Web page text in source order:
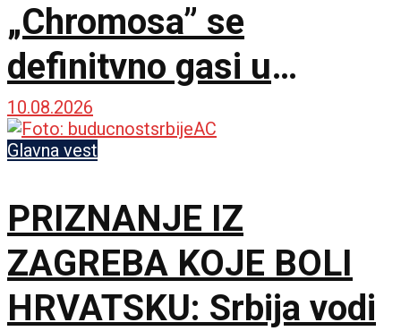
„Chromosa” se
definitvno gasi u
Zagrebu i seli u Gornji
Milanovac
10.08.2026
Glavna vest
PRIZNANJE IZ
ZAGREBA KOJE BOLI
HRVATSKU: Srbija vodi